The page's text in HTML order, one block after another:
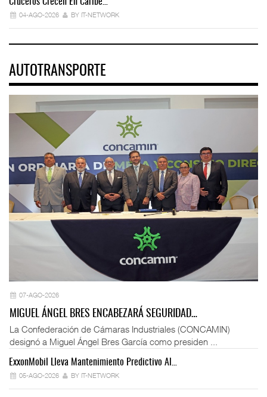
04-AGO-2026 BY IT-NETWORK
AUTOTRANSPORTE
07-AGO-2026
MIGUEL ÁNGEL BRES ENCABEZARÁ SEGURIDAD…
La Confederación de Cámaras Industriales (CONCAMIN)
designó a Miguel Ángel Bres García como presiden ...
ExxonMobil Lleva Mantenimiento Predictivo Al…
05-AGO-2026 BY IT-NETWORK